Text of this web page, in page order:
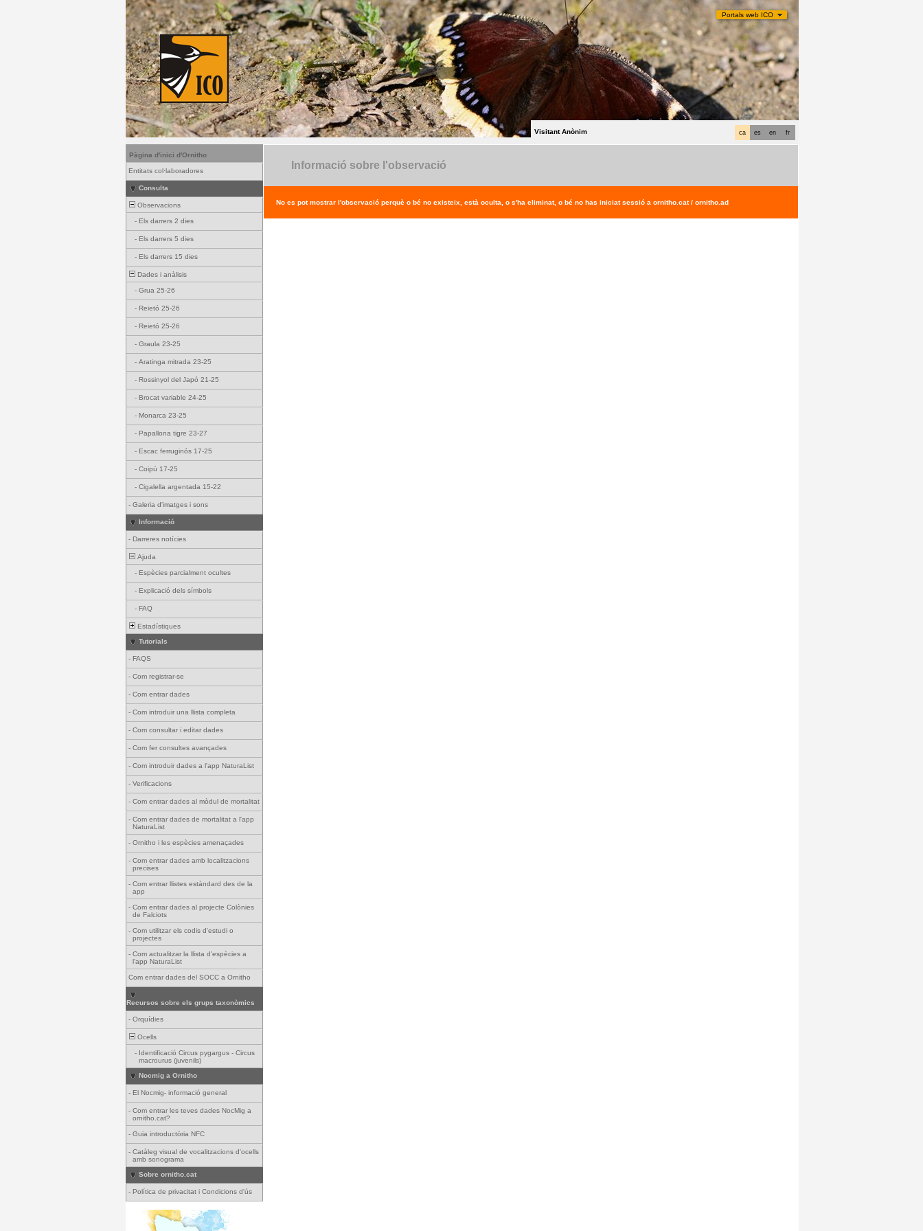
Portals web ICO
fr
en
es
ca
Visitant Anònim
Pàgina d'inici d'Ornitho
Entitats col·laboradores
Consulta
Observacions
- Els darrers 2 dies
- Els darrers 5 dies
- Els darrers 15 dies
Dades i anàlisis
- Grua 25-26
- Reietó 25-26
- Reietó 25-26
- Graula 23-25
- Aratinga mitrada 23-25
- Rossinyol del Japó 21-25
- Brocat variable 24-25
- Monarca 23-25
- Papallona tigre 23-27
- Escac ferruginós 17-25
- Coipú 17-25
- Cigalella argentada 15-22
- Galeria d'imatges i sons
Informació
- Darreres notícies
Ajuda
- Espècies parcialment ocultes
- Explicació dels símbols
- FAQ
Estadístiques
Tutorials
- FAQS
- Com registrar-se
- Com entrar dades
- Com introduir una llista completa
- Com consultar i editar dades
- Com fer consultes avançades
- Com introduir dades a l'app NaturaList
- Verificacions
- Com entrar dades al mòdul de mortalitat
- Com entrar dades de mortalitat a l'app
NaturaList
- Ornitho i les espècies amenaçades
- Com entrar dades amb localitzacions
precises
- Com entrar llistes estàndard des de la
app
- Com entrar dades al projecte Colònies
de Falciots
- Com utilitzar els codis d'estudi o
projectes
- Com actualitzar la llista d'espècies a
l'app NaturaList
Com entrar dades del SOCC a Ornitho
Recursos sobre els grups taxonòmics
- Orquídies
Ocells
- Identificació Circus pygargus - Circus
macrourus (juvenils)
Nocmig a Ornitho
- El Nocmig- informació general
- Com entrar les teves dades NocMig a
ornitho.cat?
- Guia introductòria NFC
- Catàleg visual de vocalitzacions d'ocells
amb sonograma
Sobre ornitho.cat
- Política de privacitat i Condicions d'ús
Informació sobre l'observació
No es pot mostrar l'observació perquè o bé no existeix, està oculta, o s'ha eliminat, o bé no has iniciat sessió a ornitho.cat / ornitho.ad